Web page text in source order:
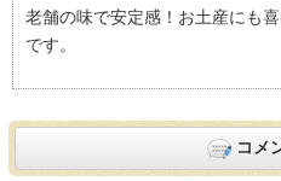
かしわやの手づくり和菓子 翁屋
老舗の味で安定感！お土産にも
です。
コメ